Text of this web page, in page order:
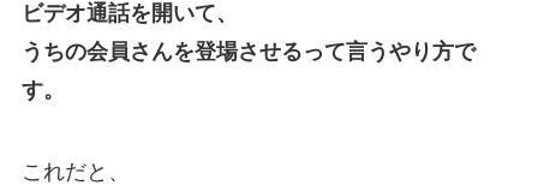
ビデオ通話を開いて、
うちの会員さんを登場させるって言うやり方で
す。
これだと、